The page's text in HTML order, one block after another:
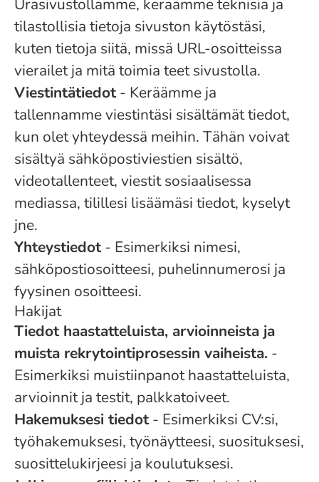
Urasivustollamme, keräämme teknisiä ja
tilastollisia tietoja sivuston käytöstäsi,
kuten tietoja siitä, missä URL-osoitteissa
vierailet ja mitä toimia teet sivustolla.
Viestintätiedot- Keräämme ja
tallennamme viestintäsi sisältämät tiedot,
kun olet yhteydessä meihin. Tähän voivat
sisältyä sähköpostiviestien sisältö,
videotallenteet, viestit sosiaalisessa
mediassa, tilillesi lisäämäsi tiedot, kyselyt
jne.
Yhteystiedot- Esimerkiksi nimesi,
sähköpostiosoitteesi, puhelinnumerosi ja
fyysinen osoitteesi.
Hakijat
Tiedot haastatteluista, arvioinneista ja
muista rekrytointiprosessin vaiheista. -
Esimerkiksi muistiinpanot haastatteluista,
arvioinnit ja testit, palkkatoiveet.
Hakemuksesi tiedot- Esimerkiksi CV:si,
työhakemuksesi, työnäytteesi, suosituksesi,
suosittelukirjeesi ja koulutuksesi.